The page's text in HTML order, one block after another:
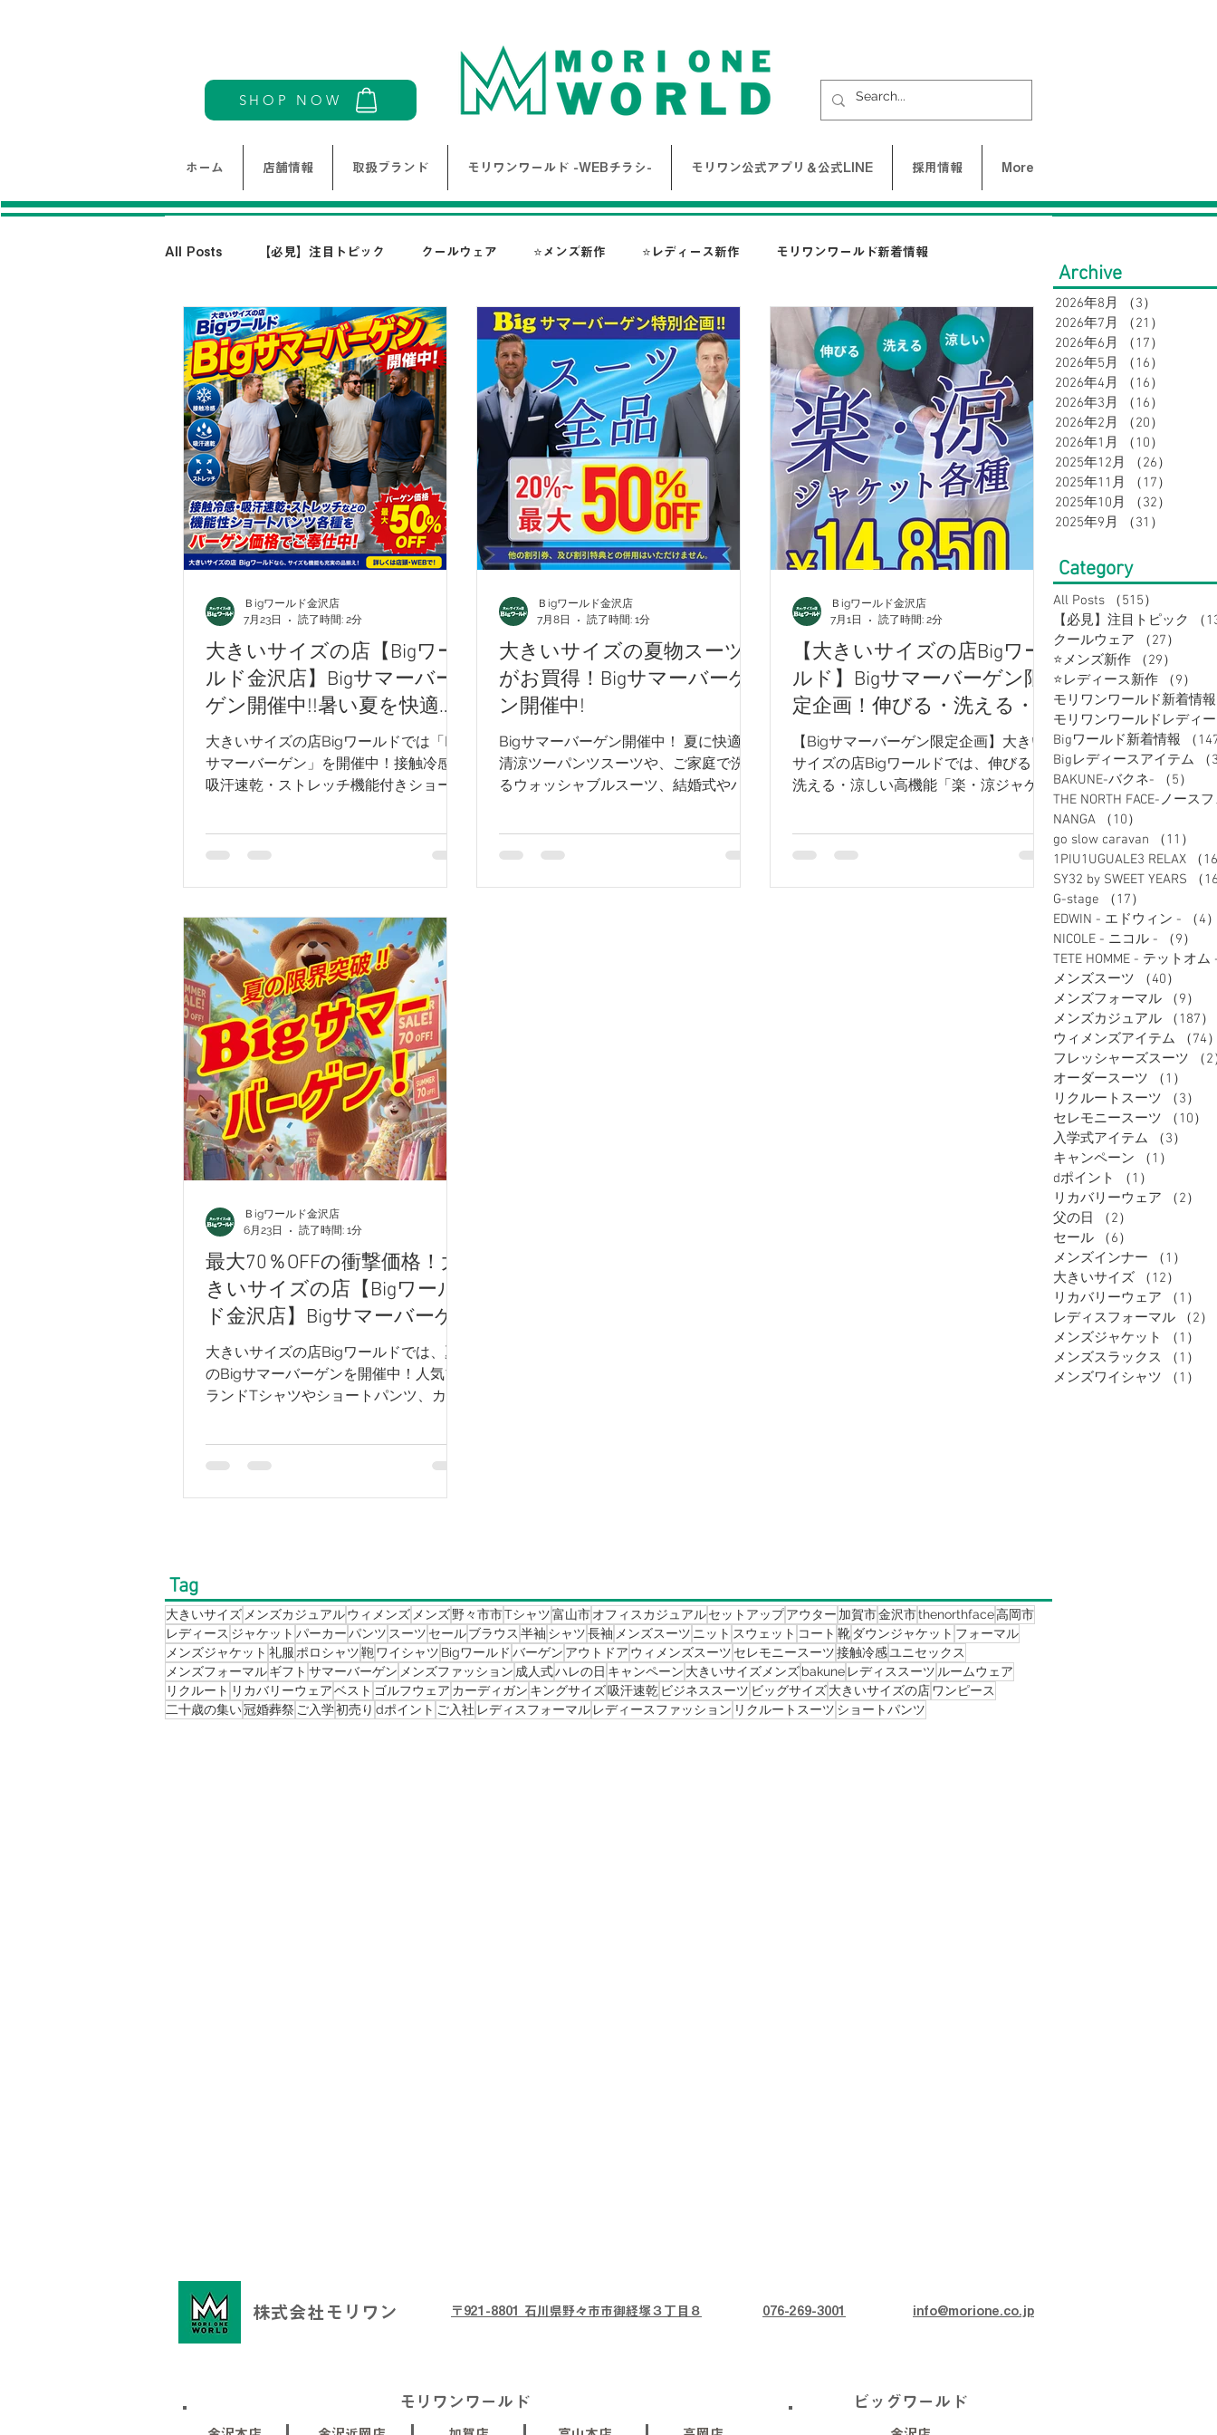
SHOP NOW
ホーム 店舗情報 取扱ブランド モリワンワールド -WEBチラシ- モリワン公式アプリ＆公式LINE 採用情報 More
All Posts 【必見】注目トピック クールウェア ⭐メンズ新作 ⭐レディース新作 モリワンワールド新着情報
モリワンワールドレディース新着情報 Bigワールド新着情報 Bigレディースアイテム BAKUNE-バクネ-
THE NORTH FACE-ノースフェイス- NANGA go slow caravan 1PIU1UGUALE3 RELAX SY32 by SWEET YEARS
G-stage EDWIN - エドウィン - NICOLE - ニコル - TETE HOMME - テットオム - メンズスーツ メンズフォーマル
メンズカジュアル ウィメンズアイテム フレッシャーズスーツ オーダースーツ リクルートスーツ セレモニースーツ
入学式アイテム キャンペーン リカバリーウェア
大きいサイズの店【Bigワー
ルド金沢店】Bigサマーバー
ゲン開催中!!暑い夏を快適
に！機能性ショートパンツ
や涼感アイテムがお買得
大きいサイズの店Bigワールドでは「Big
サマーバーゲン」を開催中！接触冷感・
吸汗速乾・ストレッチ機能付きショート
適に過ごす涼感アイテムをスペシャルバ
Ｂigワールド金沢店
7月23日
読了時間: 2分
大きいサイズの夏物スーツ
がお買得！Bigサマーバーゲ
ン開催中!
Bigサマーバーゲン開催中！ 夏に快適な
清涼ツーパンツスーツや、ご家庭で洗え
るウォッシャブルスーツ、結婚式やパー
50％OFF。ビジネスからフォーマルま
す！
Ｂigワールド金沢店
7月8日
読了時間: 1分
【大きいサイズの店Bigワー
ルド】Bigサマーバーゲン限
定企画！伸びる・洗える・涼
しい「楽・涼ジャケット」
が14,850円（税込）～
【Bigサマーバーゲン限定企画】大きい
サイズの店Bigワールドでは、伸びる・
洗える・涼しい高機能「楽・涼ジャケッ
の大きいサイズジャケットをお得にご用
Ｂigワールド金沢店
7月1日
読了時間: 2分
最大70％OFFの衝撃価格！大
きいサイズの店【Bigワール
ド金沢店】Bigサマーバーゲ
ン開催!!
大きいサイズの店Bigワールドでは、夏
のBigサマーバーゲンを開催中！人気ブ
ランドTシャツやショートパンツ、カジ
に、スーツ・礼服・フォーマル・ジャケ
イズ専門店ならではの豊富なサイズ展開
Ｂigワールド金沢店
6月23日
読了時間: 1分
Archive
2026年8月 （3）
2026年7月
（21）
2026年6月
（17）
2026年5月
（16）
2026年4月
（16）
2026年3月
（16）
2026年2月
（20）
2026年1月
（10）
2025年12月
（26）
2025年11月
（17）
2025年10月
（32）
2025年9月
（31）
Category
All Posts （515）
【必見】注目トピック
（
クールウェア
（27）
⭐メンズ新作
（29）
⭐レディース新作
（9）
モリワンワールド新着情報
Bigワールド新着情報
（
Bigレディースアイテム
BAKUNE-バクネ-
（5）
THE NORTH FACE-ノース
NANGA
（10）
go slow caravan
（11）
1PIU1UGUALE3 RELAX
（
SY32 by SWEET YEARS
（
G-stage
（17）
EDWIN - エドウィン -
（4
NICOLE - ニコル -
（9）
TETE HOMME - テットオム
メンズスーツ
（40）
メンズフォーマル
（9）
メンズカジュアル
（187）
ウィメンズアイテム
（74
フレッシャーズスーツ
（
オーダースーツ
（1）
リクルートスーツ
（3）
セレモニースーツ
（10）
入学式アイテム
（3）
キャンペーン
（1）
dポイント
（1）
リカバリーウェア
（2）
父の日
（2）
セール
（6）
メンズインナー
（1）
大きいサイズ
（12）
リカバリーウェア
（1）
レディスフォーマル
（2）
メンズジャケット
（1）
メンズスラックス
（1）
メンズワイシャツ
（1）
Tag
大きいサイズ メンズカジュアルウィメンズ メンズ野々市市Tシャツ富山市オフィスカジュアルセットアップアウター 加賀市金沢市thenorthface高岡市
レディース ジャケット パーカーパンツ スーツ セールブラウス 半袖 シャツ長袖 メンズスーツ ニット スウェット コート 靴 ダウンジャケット フォーマル
メンズジャケット 礼服 ポロシャツ鞄 ワイシャツ Bigワールド バーゲン アウトドア ウィメンズスーツ セレモニースーツ接触冷感ユニセックス
メンズフォーマルギフト サマーバーゲン メンズファッション 成人式ハレの日 キャンペーン 大きいサイズメンズbakune レディススーツ ルームウェア
リクルート リカバリーウェアベスト ゴルフウェア カーディガン キングサイズ吸汗速乾 ビジネススーツ ビッグサイズ大きいサイズの店 ワンピース
二十歳の集い冠婚葬祭 ご入学初売り dポイント ご入社 レディスフォーマル レディースファッション リクルートスーツ ショートパンツ
株式会社モリワン 〒921-8801 石川県野々市市御経塚３丁目８ 076-269-3001 info@morione.co.jp
モリワンワールド ビッグワールド